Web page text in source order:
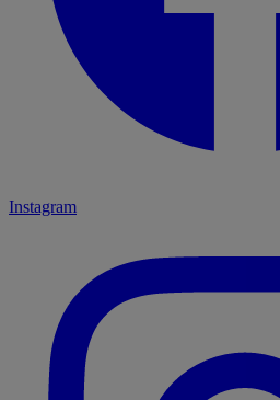
Instagram